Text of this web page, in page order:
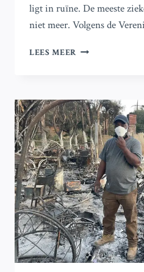
ligt in ruïne. De meeste
niet meer. Volgens de
LEES MEER FOTO’S:
EEN
PUINBEDEKTE
WOESTENIJ
NA
ISRAËLISCHE